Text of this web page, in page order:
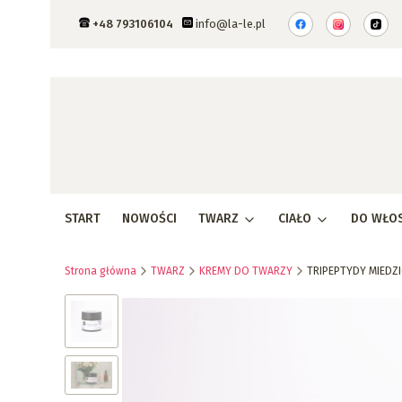
+48 793106104 info@la-le.pl
START NOWOŚCI TWARZ CIAŁO DO
Strona główna TWARZ KREMY DO TWARZY TRIPEPTYDY